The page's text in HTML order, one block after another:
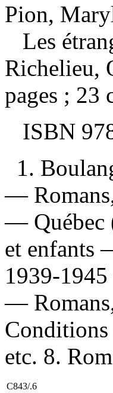
Pion,
Les
Richelieu,
pages ; 23
ISBN
1.
—
— Québec
et enfants
1939-
—
etc. 8.
C843/.6